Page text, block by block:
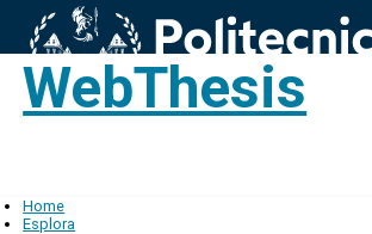
WebThesis
Home
Esplora